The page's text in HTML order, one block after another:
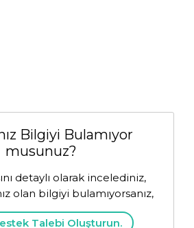
Bilgiyi Bulamıyor
musunuz?
detaylı olarak incelediniz,
olan bilgiyi bulamıyorsanız,
Talebi Oluşturun.